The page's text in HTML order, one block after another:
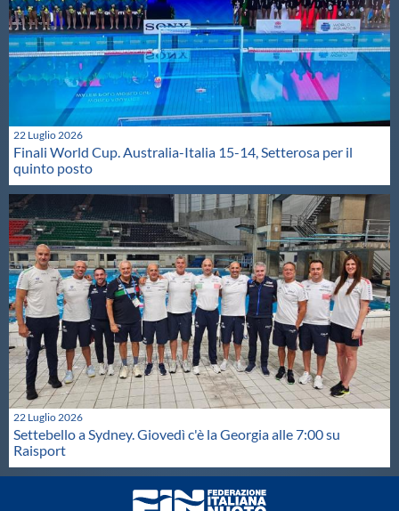
22 Luglio 2026
Finali World Cup. Australia-Italia 15-14, Setterosa per il
quinto posto
22 Luglio 2026
Settebello a Sydney. Giovedì c'è la Georgia alle 7:00 su
Raisport